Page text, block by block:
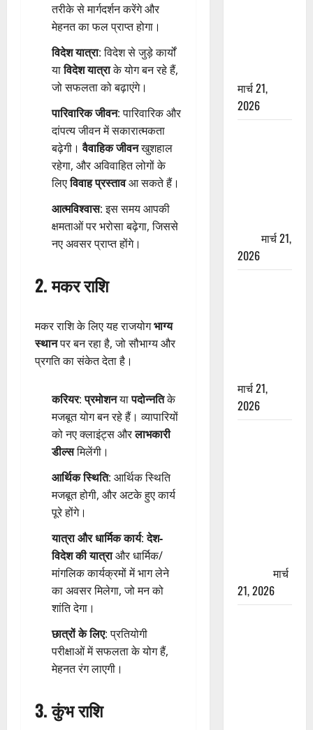
तरीके से मार्गदर्शन करेंगे और
मेहनत का फल प्राप्त होगा।
विदेश यात्रा: विदेश से जुड़े कार्यों
याविदेश यात्राके योग बन रहे हैं,
जो सफलता को बढ़ाएंगे।
पारिवारिक जीवन: पारिवारिक और
दांपत्य जीवन में सकारात्मकता
बढ़ेगी।वैवाहिक जीवनखुशहाल
रहेगा, और अविवाहित लोगों के
लिएविवाह प्रस्तावआ सकते हैं।
आत्मविश्वास: इस समय आपकी
क्षमताओं पर भरोसा बढ़ेगा, जिससे
नए अवसर प्राप्त होंगे।
2. मकर राशि
मकर राशि के लिए यह राजयोगभाग्य
स्थानपर बन रहा है, जो सौभाग्य और
प्रगति का संकेत देता है।
करियर:प्रमोशनयापदोन्नतिके
मजबूत योग बन रहे हैं। व्यापारियों
को नए क्लाइंट्स औरलाभकारी
डील्समिलेंगी।
आर्थिक स्थिति: आर्थिक स्थिति
मजबूत होगी, और अटके हुए कार्य
पूरे होंगे।
यात्रा और धार्मिक कार्य:देश-
विदेश की यात्राऔर धार्मिक/
मांगलिक कार्यक्रमों में भाग लेने
का अवसर मिलेगा, जो मन को
शांति देगा।
छात्रों के लिए: प्रतियोगी
परीक्षाओं में सफलता के योग हैं,
मेहनत रंग लाएगी।
3. कुंभ राशि
मार्च 21,
2026
मार्च 21,
2026
मार्च 21,
2026
मार्च
21, 2026